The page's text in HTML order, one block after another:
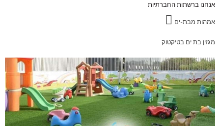
אנחנו ברשתות החברתיות
אמהות מבת-ים
מגזין בת ים בטיקטוק